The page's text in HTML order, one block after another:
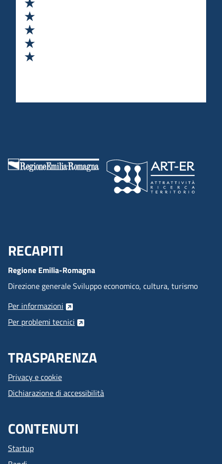
Menu Footer
RECAPITI
Regione Emilia-Romagna
Direzione generale Sviluppo economico, cultura, turismo
Per informazioni
Per problemi tecnici
TRASPARENZA
Privacy e cookie
Dichiarazione di accessibilità
CONTENUTI
Startup